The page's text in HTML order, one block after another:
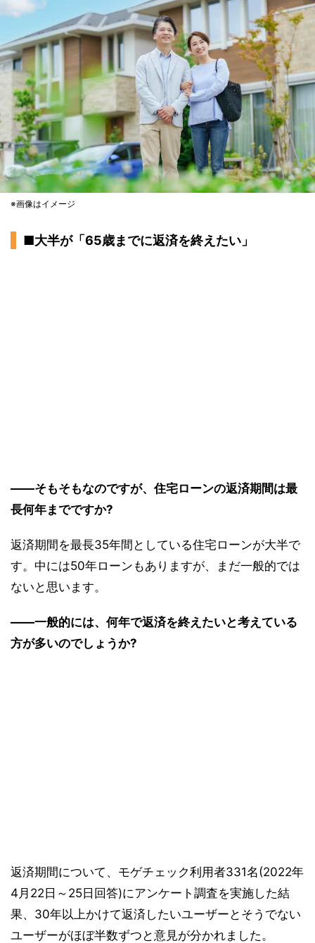
※画像はイメージ
■大半が「65歳までに返済を終えたい」
――そもそもなのですが、住宅ローンの返済期間は最
長何年までですか?
返済期間を最長35年間としている住宅ローンが大半で
す。中には50年ローンもありますが、まだ一般的では
ないと思います。
――一般的には、何年で返済を終えたいと考えている
方が多いのでしょうか?
返済期間について、モゲチェック利用者331名(2022年
4月22日～25日回答)にアンケート調査を実施した結
果、30年以上かけて返済したいユーザーとそうでない
ユーザーがほぼ半数ずつと意見が分かれました。